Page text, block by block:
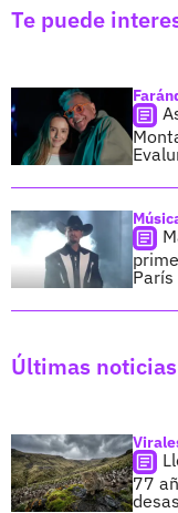
Te puede
París
Últimas noticias
77